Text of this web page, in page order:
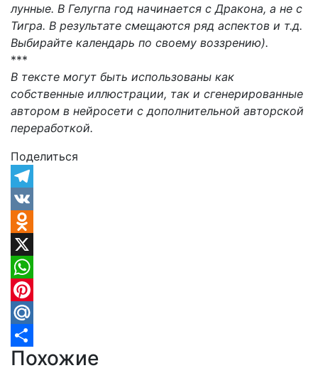
лунные. В Гелугпа год начинается с Дракона, а не с
Тигра. В результате смещаются ряд аспектов и т.д.
Выбирайте календарь по своему воззрению).
***
В тексте могут быть использованы как
собственные иллюстрации, так и сгенерированные
автором в нейросети с дополнительной авторской
переработкой.
Поделиться
Telegram
VK
Odnoklassniki
X
WhatsApp
Pinterest
Mail.Ru
Отправить
Похожие